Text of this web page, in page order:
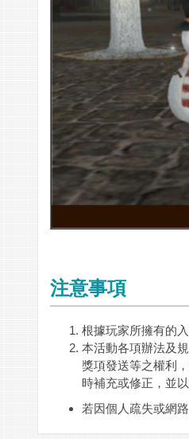
注意事項
根據玩家所擁有的
本活動各項辦法及
獎項發送等之權利
時補充或修正，並
若因個人疏失或網